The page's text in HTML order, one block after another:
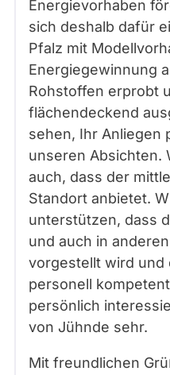
Energievorhaben
sich deshalb dafür
Pfalz mit
Energiegewinnung
Rohstoffen erprobt
flächendeckend
sehen, Ihr Anliegen
unseren Absichten.
auch, dass der
Standort anbietet.
unterstützen, dass
und auch in
vorgestellt wird und
personell
persönlich
von Jühnde sehr.
Mit freundlichen